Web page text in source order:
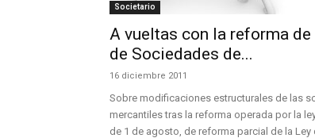
Societario
A vueltas con la reforma de
de Sociedades de...
16 diciembre 2011
Sobre modificaciones estructurales de las
mercantiles tras la reforma operada por la
de 1 de agosto, de reforma parcial de la Ley